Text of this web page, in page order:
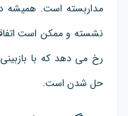
مداربسته است. همیشه
نشسته و ممکن است
رخ می دهد که با
حل شدن است.